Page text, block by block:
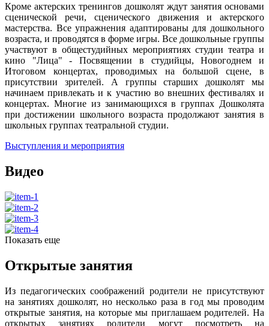
Кроме актерских тренингов дошколят ждут занятия основами
сценической речи, сценического движения и актерского
мастерства. Все упражнения адаптированы для дошкольного
возраста, и проводятся в форме игры. Все дошкольные группы
участвуют в общестудийных мероприятиях студии театра и
кино "Лица" - Посвящении в студийцы, Новогоднем и
Итоговом концертах, проводимых на большой сцене, в
присутствии зрителей. А группы старших дошколят мы
начинаем привлекать и к участию во внешних фестивалях и
концертах. Многие из занимающихся в группах Дошколята
при достижении школьного возраста продолжают занятия в
школьных группах театральной студии.
Выступления и мероприятия
Видео
Показать еще
Открытые занятия
Из педагогических соображений родители не присутствуют
на занятиях дошколят, но несколько раза в год мы проводим
открытые занятия, на которые мы приглашаем родителей. На
открытых занятиях родители могут посмотреть на